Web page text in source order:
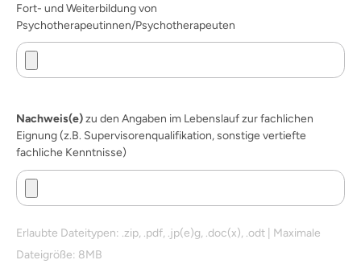
Fort- und Weiterbildung von
Psychotherapeutinnen/Psychotherapeuten
Nachweis(e)zu den Angaben im Lebenslauf zur fachlichen
Eignung (z.B. Supervisorenqualifikation, sonstige vertiefte
fachliche Kenntnisse)
Erlaubte Dateitypen: .zip, .pdf, .jp(e)g, .doc(x), .odt | Maximale
Dateigröße: 8MB